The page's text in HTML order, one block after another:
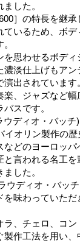
した。
］の特長を継承
ているため、ボ
を思わせるボデ
濃淡仕上げもア
出されています
楽、ジャズなど
スです。
ウディオ・バッチ)
イオリン製作の
などのヨーロッ
と言われる名工
した。
ウディオ・バッ
を味わっていた
ラ、チェロ、コン
製作工法を用い